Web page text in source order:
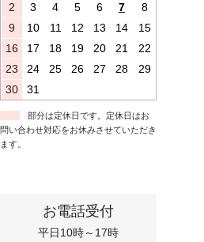
2
3 4 5 6 7
8
9
10 11 12 13 14
15
16
17 18 19 20 21
22
23
24 25 26 27 28
29
30
31
部分は定休日です。定休日はお
問い合わせ対応をお休みさせていただき
ます。
お電話受付
平日10時～17時